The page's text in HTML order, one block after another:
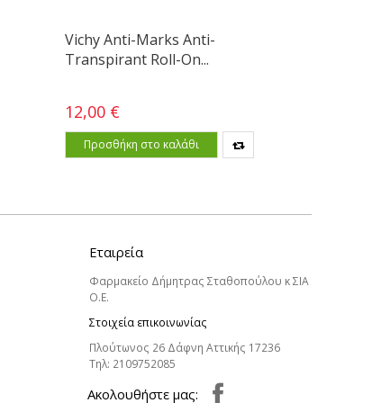
Vichy Anti-Marks Anti-
Transpirant Roll-On...
12,00 €
Προσθήκη στο καλάθι
Εταιρεία
Φαρμακείο Δήμητρας Σταθοπούλου κ ΣΙΑ
Ο.Ε.
Στοιχεία επικοινωνίας
Πλούτωνος 26 Δάφνη Αττικής 17236
Τηλ: 2109752085
Aκολουθήστε μας: